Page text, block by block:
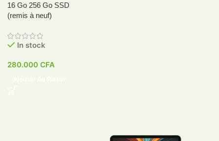
16 Go 256 Go SSD
(remis à neuf)
In stock
280.000 CFA